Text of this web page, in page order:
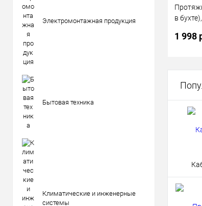
Электромонтажная продукция
Бытовая техника
Климатические и инженерные
системы
в
1 998